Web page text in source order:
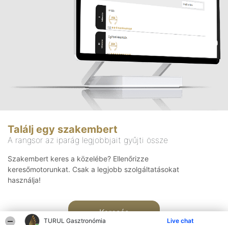
TURUL Gasztronómia Live chat
Találj egy szakembert
A rangsor az iparág legjobbjait gyűjti össze
Szakembert keres a közelébe? Ellenőrizze
keresőmotorunkat. Csak a legjobb szolgáltatásokat
használja!
Keresés